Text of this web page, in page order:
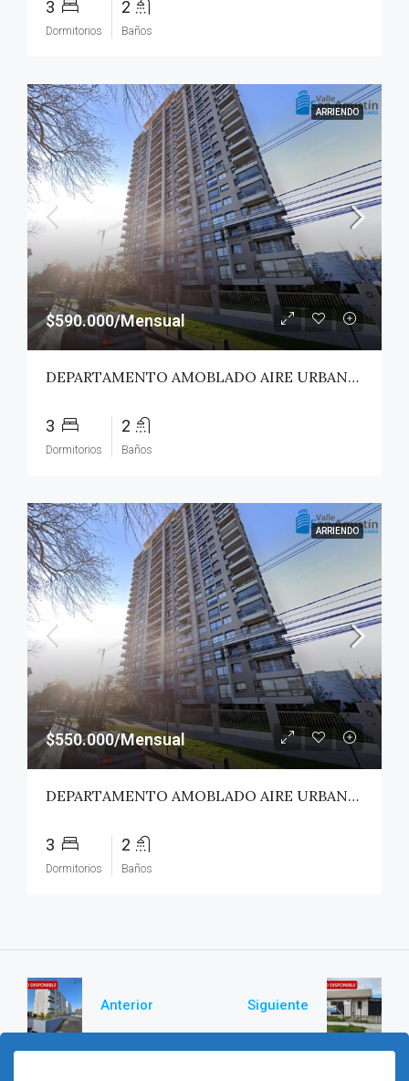
3
Dormitorios
2
Baños
ARRIENDO
$590.000/Mensual
DEPARTAMENTO AMOBLADO AIRE URBANO (PAZ) – TALCA
3
Dormitorios
2
Baños
ARRIENDO
$550.000/Mensual
DEPARTAMENTO AMOBLADO AIRE URBANO (PAZ) – TALCA
3
Dormitorios
2
Baños
Anterior Siguiente